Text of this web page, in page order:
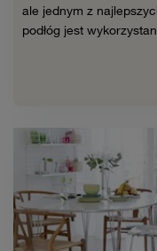
ale jednym z
podłóg jest